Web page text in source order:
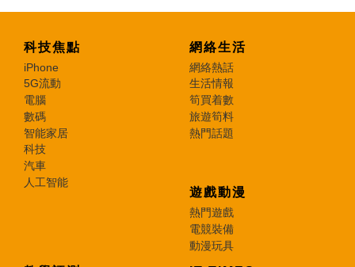
科技焦點
iPhone
5G流動
電腦
數碼
智能家居
科技
汽車
人工智能
網絡生活
網絡熱話
生活情報
筍買着數
旅遊筍料
熱門話題
遊戲動漫
熱門遊戲
電競裝備
動漫玩具